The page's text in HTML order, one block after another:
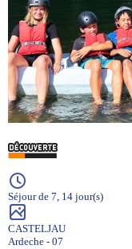
Séjour de 7, 14 jour(s)
CASTELJAU
Ardeche - 07